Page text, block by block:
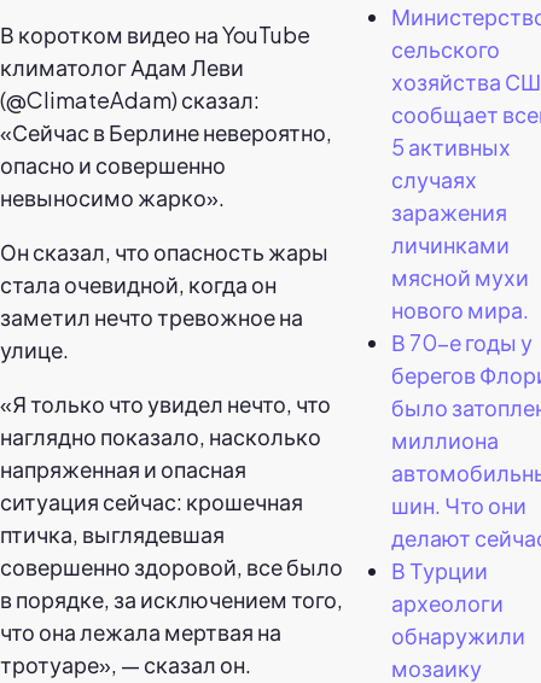
В коротком видео на YouTube
климатолог Адам Леви
(@ClimateAdam) сказал:
«Сейчас в Берлине невероятно,
опасно и совершенно
невыносимо жарко».
Он сказал, что опасность жары
стала очевидной, когда он
заметил нечто тревожное на
улице.
«Я только что увидел нечто, что
наглядно показало, насколько
напряженная и опасная
ситуация сейчас: крошечная
птичка, выглядевшая
совершенно здоровой, все было
в порядке, за исключением того,
что она лежала мертвая на
тротуаре», — сказал он.
сельского
хозяйства
сообщает
5 активных
случаях
заражения
личинками
мясной мухи
нового мира.
В 70-е годы у
берегов
было
миллиона
шин. Что они
делают
В Турции
археологи
обнаружили
мозаику